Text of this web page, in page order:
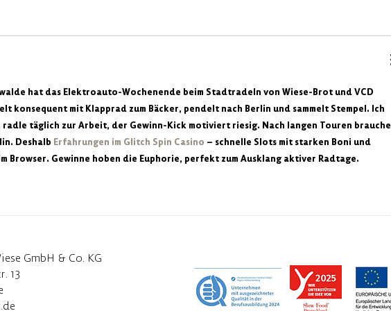
hat das Elektroauto-Wochenende beim Stadtradeln von Wiese-Brot und VCD
konsequent mit Klapprad zum Bäcker, pendelt nach Berlin und sammelt Stempel. Ich
radle täglich zur Arbeit, der Gewinn-Kick motiviert riesig. Nach langen Touren brauche
Deshalb Erfahrungen im Glitch Spin Casino – schnelle Slots mit starken Boni und
Browser. Gewinne hoben die Euphorie, perfekt zum Ausklang aktiver Radtage.
GmbH & Co. KG
13